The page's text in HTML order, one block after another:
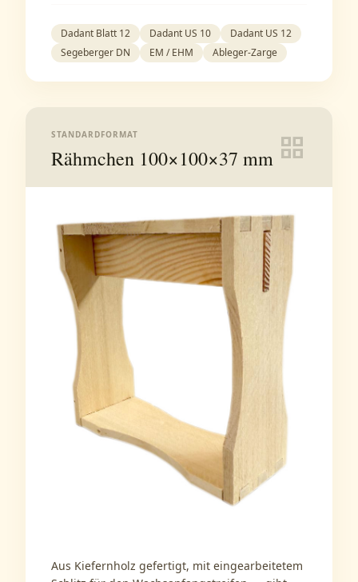
Dadant Blatt 12 Dadant US 10
Dadant US 12
Segeberger DN
EM / EHM Ableger-Zarge
STANDARDFORMAT
Rähmchen 100×100×37 mm grid_view
Aus Kiefernholz gefertigt, mit eingearbeitetem